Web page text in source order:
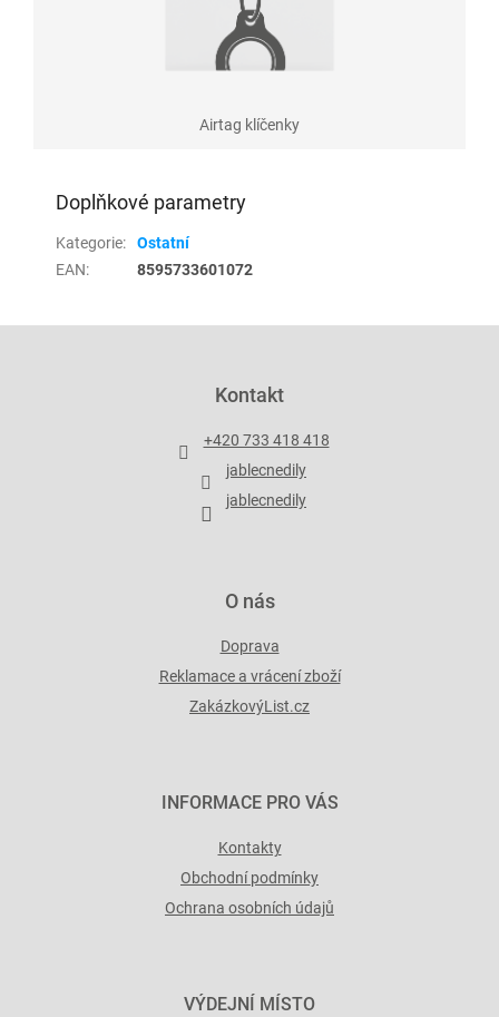
Airtag klíčenky
Doplňkové parametry
Kategorie:
Ostatní
EAN: 8595733601072
Kontakt
+420 733 418 418
jablecnedily
jablecnedily
O nás
Doprava
Reklamace a vrácení zboží
ZakázkovýList.cz
INFORMACE PRO VÁS
Kontakty
Obchodní podmínky
Ochrana osobních údajů
VÝDEJNÍ MÍSTO